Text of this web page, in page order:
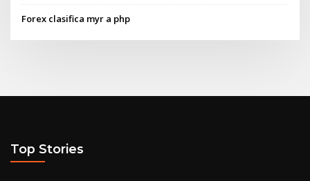
Forex clasifica myr a php
Top Stories